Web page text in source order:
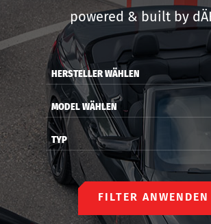
powered & built by
HERSTELLER WÄHLEN
MODEL WÄHLEN
TYP
FILTER ANWENDEN